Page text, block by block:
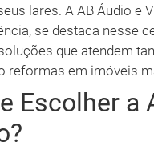
lares. A AB Áudio e
se destaca nesse
que atendem
reformas em imóveis
Escolher a